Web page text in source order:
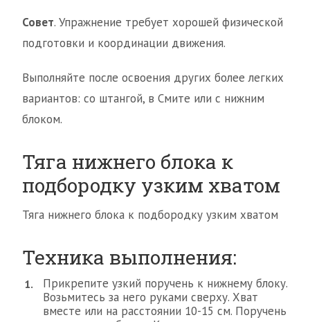
Совет. Упражнение требует хорошей физической
подготовки и координации движения.
Выполняйте после освоения других более легких
вариантов: со штангой, в Смите или с нижним
блоком.
Тяга нижнего блока к
подбородку узким хватом
Тяга нижнего блока к подбородку узким хватом
Техника выполнения:
Прикрепите узкий поручень к нижнему блоку.
Возьмитесь за него руками сверху. Хват
вместе или на расстоянии 10-15 см. Поручень